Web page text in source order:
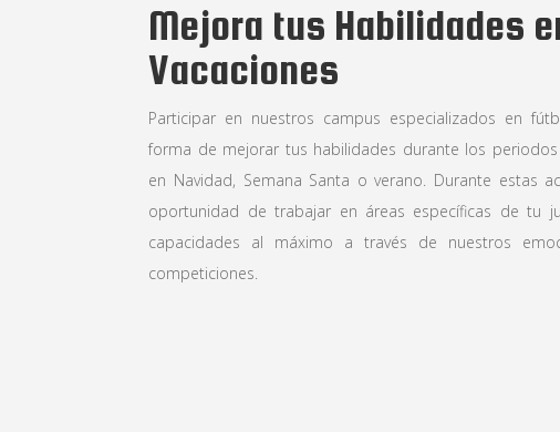
Mejora tus Habilidades
Vacaciones
Participar en nuestros campus especializados en
forma de mejorar tus habilidades durante los periodos
en Navidad, Semana Santa o verano. Durante estas
oportunidad de trabajar en áreas específicas de tu
capacidades al máximo a través de nuestros
competiciones.